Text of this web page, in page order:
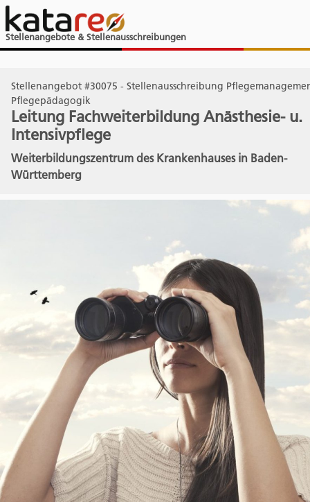
Stellenangebote & Stellenausschreibungen
Stellenangebot #30075 - Stellenausschreibung
Pflegepädagogik
Leitung Fachweiterbildung Anästhesie- u.
Intensivpflege
Weiterbildungszentrum des Krankenhauses in Baden-
Württemberg